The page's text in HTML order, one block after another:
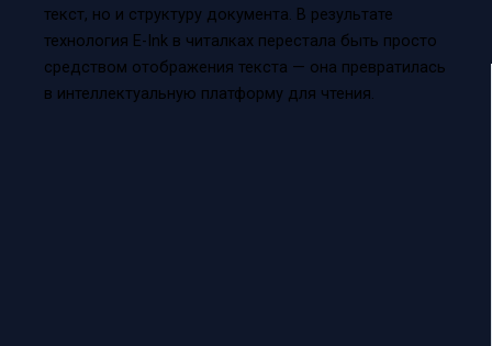
текст, но и структуру документа. В результате
технология E-Ink в читалках перестала быть просто
средством отображения текста — она превратилась
в интеллектуальную платформу для чтения.